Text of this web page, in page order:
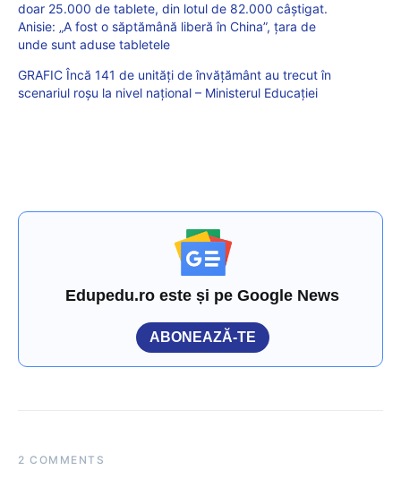
doar 25.000 de tablete, din lotul de 82.000 câștigat.
Anisie: „A fost o săptămână liberă în China”, țara de
unde sunt aduse tabletele
GRAFIC Încă 141 de unități de învățământ au trecut în
scenariul roșu la nivel național – Ministerul Educației
Edupedu.ro este și pe Google News
ABONEAZĂ-TE
2 COMMENTS